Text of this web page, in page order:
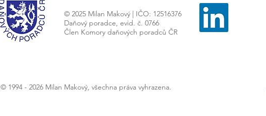
© 2025 Milan Makový | IČO: 12516376
Daňový poradce, evid. č. 0766
Člen Komory daňových poradců ČR
© 1994 - 2026 Milan Makový, všechna práva vyhrazena.